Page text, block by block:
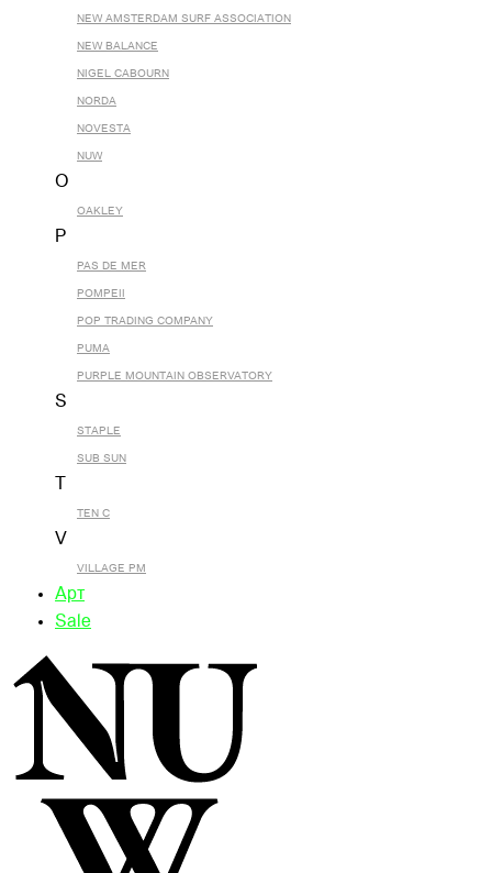
NEW AMSTERDAM SURF ASSOCIATION
NEW BALANCE
NIGEL CABOURN
NORDA
NOVESTA
NUW
O
OAKLEY
P
PAS DE MER
POMPEII
POP TRADING COMPANY
PUMA
PURPLE MOUNTAIN OBSERVATORY
S
STAPLE
SUB SUN
TEN C
V
VILLAGE PM
Арт
Sale